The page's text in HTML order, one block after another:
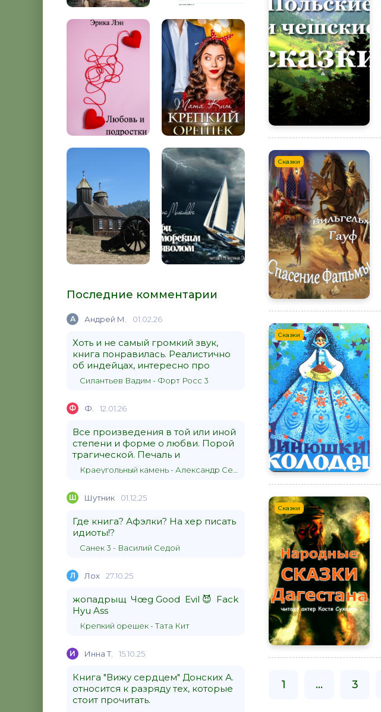
Последние комментарии
А Андрей М. 01.02.26
Хоть и не самый громкий звук,
книга понравилась. Реалистично
об индейцах, интересно про
Силантьев Вадим - Форт Росс 3
Ф Ф. 12.01.26
Все произведения в той или иной
степени и форме о любви. Порой
трагической. Печаль и
Ш Шутник 01.12.25
Где книга? Афэлки? На хер писать
идиоты!?
Санек 3 - Василий Седой
Л Лох 27.10.25
жопадрыщ Чœg Good Evil 😈 Fack
Hyu Ass
Крепкий орешек - Тата Кит
И Инна Т. 15.10.25
Книга "Вижу сердцем" Донских А.
относится к разряду тех, которые
стоит прочитать.
Сказки
Сказки
Сказки
1 ... 3